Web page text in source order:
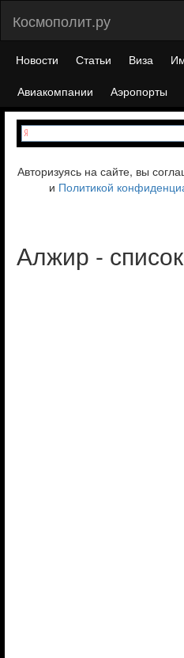
Космополит.ру
Новости Статьи Виза
Авиакомпании
Аэропорты
Авторизуясь на сайте, вы
и Политикой
Алжир -